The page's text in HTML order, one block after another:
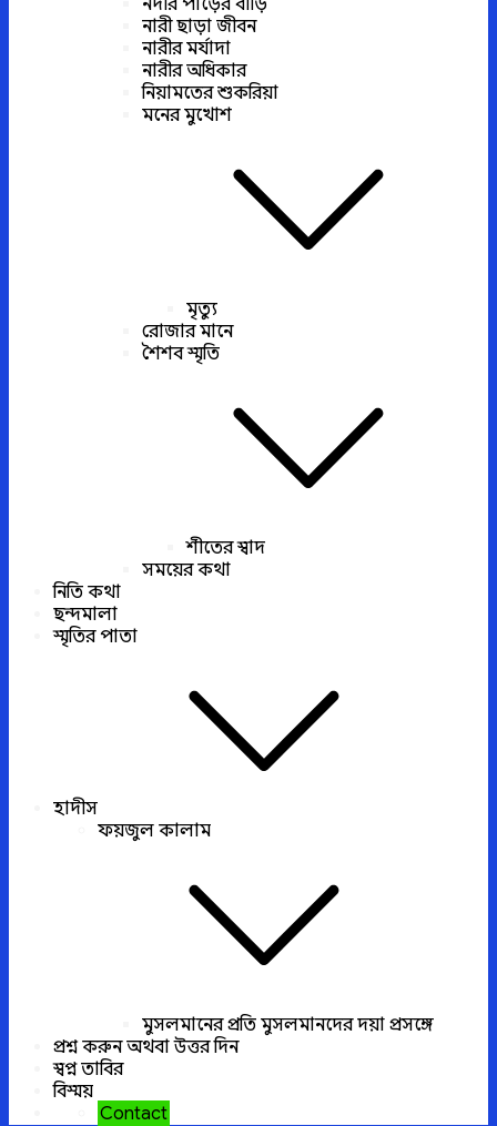
নদীর পাড়ের বাড়ি
নারী ছাড়া জীবন
নারীর মর্যাদা
নারীর অধিকার
নিয়ামতের শুকরিয়া
মনের মুখোশ
মৃত্যু
রোজার মানে
শৈশব স্মৃতি
শীতের স্বাদ
সময়ের কথা
নিতি কথা
ছন্দমালা
স্মৃতির পাতা
হাদীস
ফয়জুল কালাম
মুসলমানের প্রতি মুসলমানদের দয়া প্রসঙ্গে
প্রশ্ন করুন অথবা উত্তর দিন
স্বপ্ন তাবির
বিস্ময়
Contact